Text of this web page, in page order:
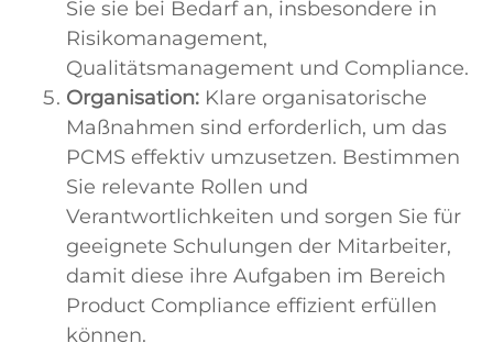
Sie sie bei Bedarf an, insbesondere in
Risikomanagement,
Qualitätsmanagement und Compliance.
Organisation: Klare organisatorische
Maßnahmen sind erforderlich, um das
PCMS effektiv umzusetzen. Bestimmen
Sie relevante Rollen und
Verantwortlichkeiten und sorgen Sie für
geeignete Schulungen der Mitarbeiter,
damit diese ihre Aufgaben im Bereich
Product Compliance effizient erfüllen
können.